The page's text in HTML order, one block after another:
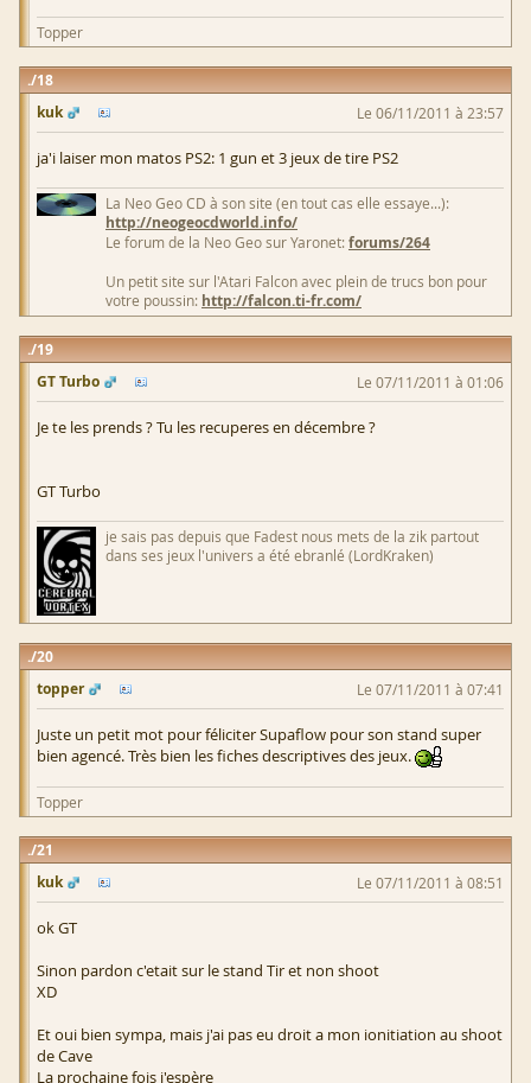
Topper
18
kuk
Le 06/11/2011 à 23:57
ja'i laiser mon matos PS2: 1 gun et 3 jeux de tire PS2
La Neo Geo CD à son site (en tout cas elle essaye...):
http://neogeocdworld.info/
Le forum de la Neo Geo sur Yaronet:forums/264
Un petit site sur l'Atari Falcon avec plein de trucs bon pour
votre poussin: http://falcon.ti-fr.com/
19
GT Turbo
Le 07/11/2011 à 01:06
Je te les prends ? Tu les recuperes en décembre ?
GT Turbo
je sais pas depuis que Fadest nous mets de la zik partout
dans ses jeux l'univers a été ebranlé (LordKraken)
20
topper
Le 07/11/2011 à 07:41
Juste un petit mot pour féliciter Supaflow pour son stand super
bien agencé. Très bien les fiches descriptives des jeux.
Topper
21
kuk
Le 07/11/2011 à 08:51
ok GT
Sinon pardon c'etait sur le stand Tir et non shoot
XD
Et oui bien sympa, mais j'ai pas eu droit a mon ionitiation au shoot
de Cave
La prochaine fois j'espère